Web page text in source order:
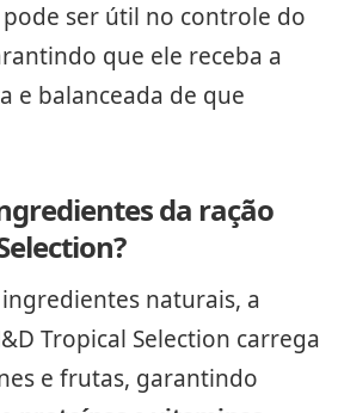
ser útil no controle do
que ele receba a
e balanceada de que
da ração
naturais, a
Tropical Selection carrega
e frutas, garantindo